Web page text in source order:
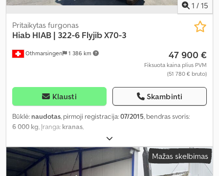
1 / 15
Othmarsingen 1 386 km
Pritaikytas furgonas
Hiab HIAB | 322-6 Flyjib X70-3
47 900 €
Fiksuota kaina plius PVM
(51 780 € bruto)
Klausti Skambinti
Būklė: naudotas, pirmoji registracija:07/2015, bendras svoris:
6 000 kg, Įranga: kranas,
Mažas skelbimas